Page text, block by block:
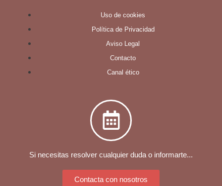
Uso de cookies
Política de Privacidad
Aviso Legal
Contacto
Canal ético
Si necesitas resolver cualquier duda o informarte...
Contacta con nosotros